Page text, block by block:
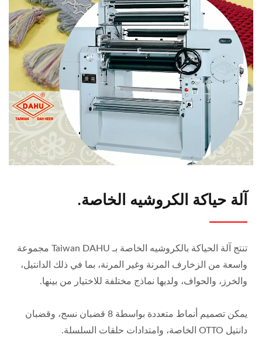
آلة حياكة الكروشيه الخاصة.
تنتج آلة الحياكة بالكروشيه الخاصة بـ Taiwan DAHU مجموعة
واسعة من الزخارف المرنة وغير المرنة، بما في ذلك الدانتيل،
والخرز، والحواف، ولديها نماذج مختلفة للاختيار من بينها.
يمكن تصميم أنماط متعددة بواسطة 8 قضبان نسج، وقضبان
دانتيل OTTO الخاصة، وامتدادات حلقات السلسلة.